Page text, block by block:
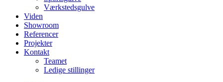
Værkstedsgulve
Viden
Showroom
Referencer
Projekter
Kontakt
Teamet
Ledige stillinger